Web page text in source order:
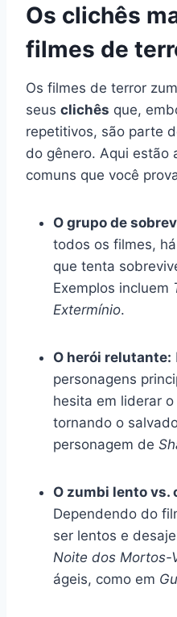
Os clichês
filmes de
Os filmes de terror
seus clichês que,
repetitivos, são parte
do gênero. Aqui estão
comuns que você
O grupo de
todos os filmes,
que tenta
Exemplos incluem
Extermínio.
O herói relutante:
personagens
hesita em liderar
tornando o
personagem de
O zumbi lento vs.
Dependendo do
ser lentos e
Noite dos Mortos-
ágeis, como em